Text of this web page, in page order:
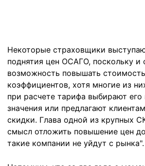
Некоторые страховщики
поднятия цен ОСАГО, поскольку
возможность повышать
коэффициентов, хотя многие из
при расчете тарифа выбирают
значения или предлагают
скидки. Глава одной из крупных
смысл отложить повышение цен
такие компании не уйдут с рынка".